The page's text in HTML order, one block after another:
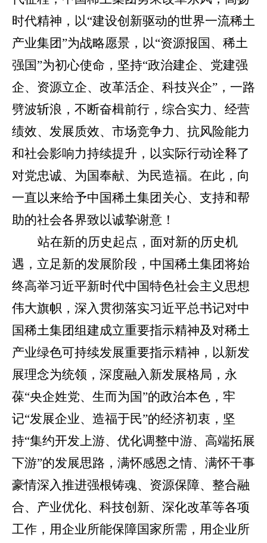
时代精神，以“建设创新驱动的世界一流稀土
产业集团”为战略愿景，以“资源报国、稀土
强国”为初心使命，坚持“政治建企、党建强
企、资源立企、改革活企、科技兴企”，一路
劈波斩浪，不断奋楫前行，综合实力、经营
绩效、发展质效、市场竞争力、抗风险能力
和社会影响力持续提升，以实际行动诠释了
对党忠诚、为国奉献、为民造福。在此，向
一直以来给予中国稀土集团关心、支持和帮
助的社会各界致以诚挚谢意！
站在新的历史起点，面对新的历史机
遇，立足新的发展阶段，中国稀土集团将始
终高举习近平新时代中国特色社会主义思想
伟大旗帜，深入贯彻落实习近平总书记对中
国稀土集团组建成立重要指示精神及对稀土
产业绿色可持续发展重要指示精神，以新发
展理念为统领，深度融入新发展格局，永
葆“央企姓党、生而为国”的政治本色，牢
记“发展企业、造福于民”的经济初衷，坚
持“集约开发上游、优化调整中游、高端拓展
下游”的发展思路，满怀感恩之情、满怀干事
豪情深入推进强根铸魂、 资源保障、整合融
合、产业优化、科技创新、深化改革等各项
工作， 用企业所能保障国家所需，用企业所